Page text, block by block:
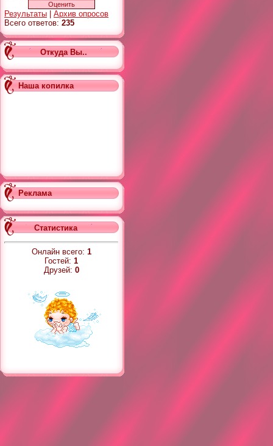
Результаты
Архив опросов
Всего ответов: 235
Откуда Вы..
Наша копилка
Реклама
Статистика
Онлайн всего: 1
Гостей: 1
Друзей: 0